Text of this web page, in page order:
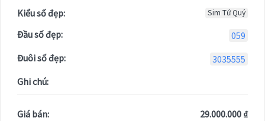
Kiểu số đẹp: Sim Tứ Quý
Đầu số đẹp:
059
Đuôi số đẹp:
3035555
Ghi chú:
Giá bán: 29.000.000 ₫